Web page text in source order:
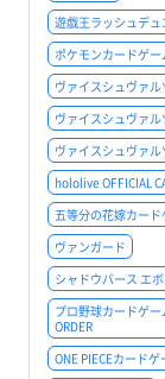
遊戯王ラッシュデュ
ポケモンカードゲー
ヴァイスシュヴァル
ヴァイスシュヴァル
ヴァイスシュヴァル
hololive OFFICIAL
五等分の花嫁カード
ヴァンガード
シャドウバース エ
プロ野球カードゲー
ORDER
ONE PIECEカードゲ